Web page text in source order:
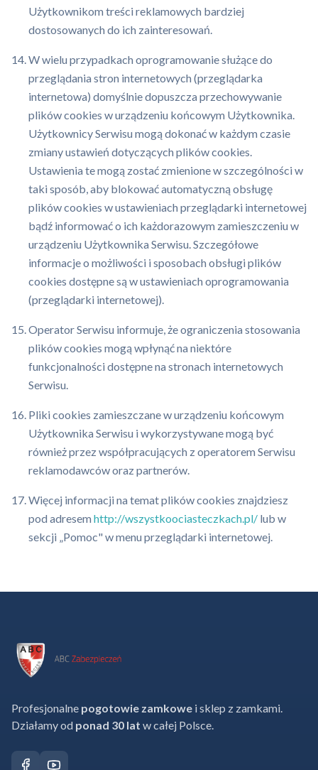
Użytkownikom treści reklamowych bardziej
dostosowanych do ich zainteresowań.
W wielu przypadkach oprogramowanie służące do
przeglądania stron internetowych (przeglądarka
internetowa) domyślnie dopuszcza przechowywanie
plików cookies w urządzeniu końcowym Użytkownika.
Użytkownicy Serwisu mogą dokonać w każdym czasie
zmiany ustawień dotyczących plików cookies.
Ustawienia te mogą zostać zmienione w szczególności w
taki sposób, aby blokować automatyczną obsługę
plików cookies w ustawieniach przeglądarki internetowej
bądź informować o ich każdorazowym zamieszczeniu w
urządzeniu Użytkownika Serwisu. Szczegółowe
informacje o możliwości i sposobach obsługi plików
cookies dostępne są w ustawieniach oprogramowania
(przeglądarki internetowej).
Operator Serwisu informuje, że ograniczenia stosowania
plików cookies mogą wpłynąć na niektóre
funkcjonalności dostępne na stronach internetowych
Serwisu.
Pliki cookies zamieszczane w urządzeniu końcowym
Użytkownika Serwisu i wykorzystywane mogą być
również przez współpracujących z operatorem Serwisu
reklamodawców oraz partnerów.
Więcej informacji na temat plików cookies znajdziesz
pod adresem http://wszystkoociasteczkach.pl/ lub w
sekcji „Pomoc" w menu przeglądarki internetowej.
Profesjonalne pogotowie zamkowe i sklep z zamkami.
Działamy od ponad 30 lat w całej Polsce.